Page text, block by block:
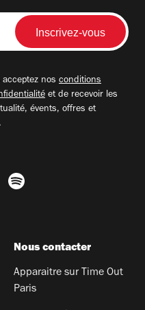
nos conditions
et de recevoir les
évents, offres et
Nous contacter
Apparaitre sur Time Out
Paris